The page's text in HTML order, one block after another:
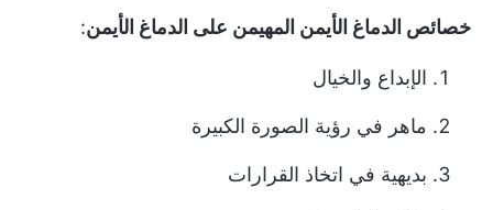
خصائص الدماغ الأيمن المهيمن على الدماغ الأيمن:
الإبداع والخيال
ماهر في رؤية الصورة الكبيرة
بديهية في اتخاذ القرارات